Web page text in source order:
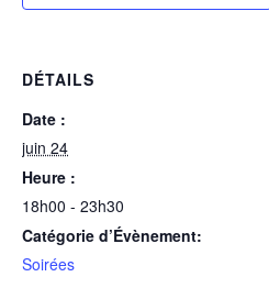
DÉTAILS
Date :
juin 24
Heure :
18h00 - 23h30
Catégorie d’Évènement:
Soirées